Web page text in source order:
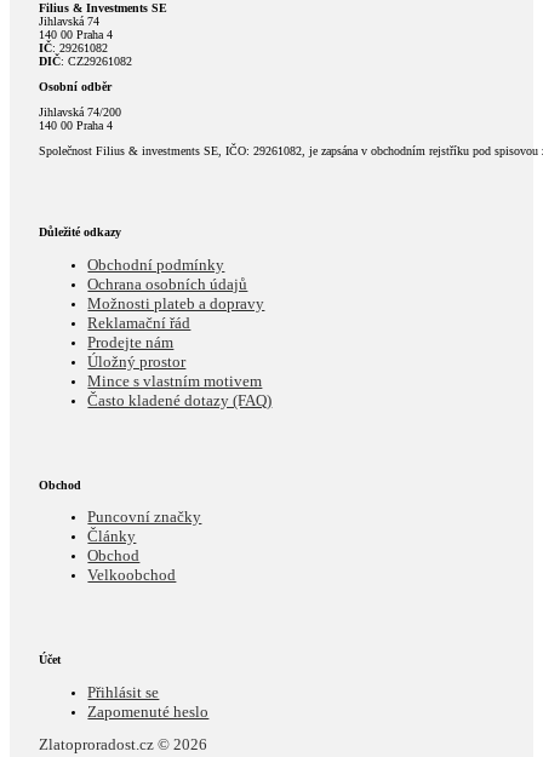
Filius & Investments SE
Jihlavská 74
140 00 Praha 4
IČ: 29261082
DIČ: CZ29261082
Osobní odběr
Jihlavská 74/200
140 00 Praha 4
Společnost Filius & investments SE, IČO: 29261082, je zapsána v obchodním rejstříku pod spisovou
Důležité odkazy
Obchodní podmínky
Ochrana osobních údajů
Možnosti plateb a dopravy
Reklamační řád
Prodejte nám
Úložný prostor
Mince s vlastním motivem
Často kladené dotazy (FAQ)
Obchod
Puncovní značky
Články
Obchod
Velkoobchod
Účet
Přihlásit se
Zapomenuté heslo
Zlatoproradost.cz © 2026